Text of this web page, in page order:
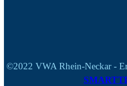
©2022 VWA Rhein-Neckar -